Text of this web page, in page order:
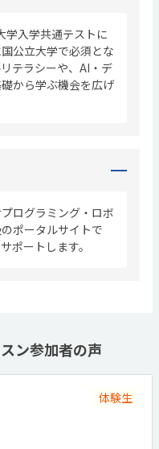
学入学共通テストに
公立大学で必須とな
テラシーや、AI・デ
から学ぶ機会を広げ
ログラミング・ロボ
ポータルサイトで
ポートします。
ン参加者の声
体験生